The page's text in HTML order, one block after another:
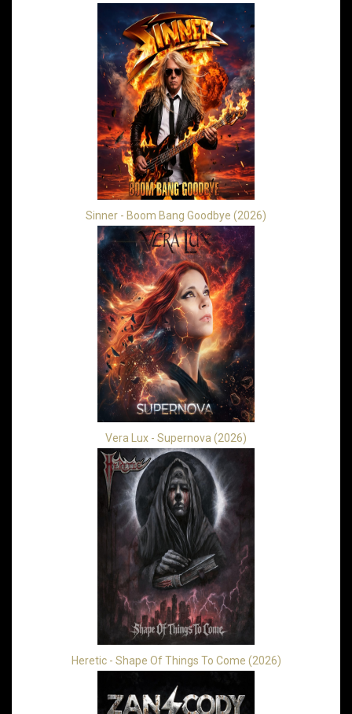
Sinner - Boom Bang Goodbye (2026)
Vera Lux - Supernova (2026)
Heretic - Shape Of Things To Come (2026)